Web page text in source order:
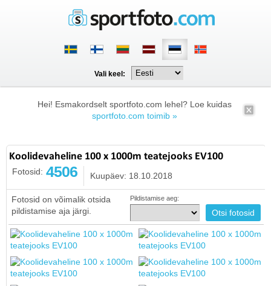
Vali keel:
Hei! Esmakordselt sportfoto.com lehel? Loe kuidas
sportfoto.com toimib »
Koolidevaheline 100 x 1000m teatejooks EV100
Fotosid: 4506 Kuupäev: 18.10.2018
Fotosid on võimalik otsida
pildistamise aja järgi.
Pildistamise aeg: